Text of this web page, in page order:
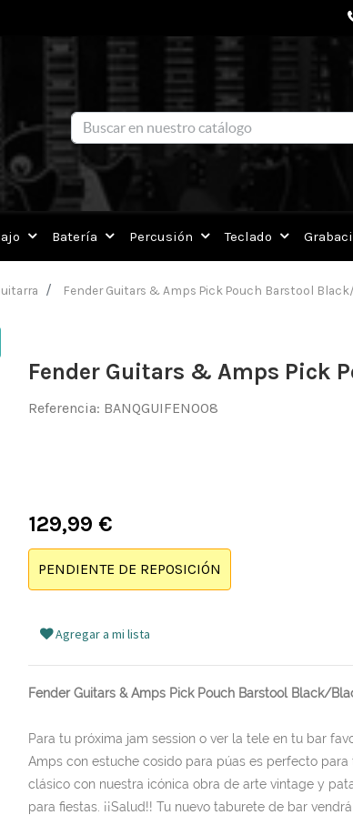
Batería Percusión Teclado
Fender Guitars & Amps Pick Pouch Barstool
Fender Guitars & Amps Pick
Referencia: BANQGUIFEN008
129,99 €
PENDIENTE DE REPOSICIÓN
Agregar a mi lista
Fender Guitars & Amps Pick Pouch Barstool Black/
Para tu próxima jam session o ver la tele en tu bar
Amps con estuche cosido para púas es perfecto
clásico con nuestra icónica obra de arte vintage y
para fiestas. ¡¡Salud!! Tu nuevo taburete de bar